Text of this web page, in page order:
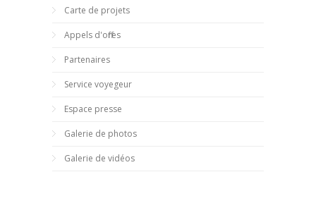
Carte de projets
Appels d'offres
Partenaires
Service voyegeur
Espace presse
Galerie de photos
Galerie de vidéos